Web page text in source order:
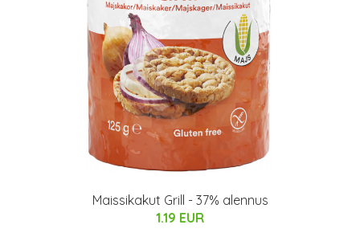
Maissikakut Grill - 37% alennus
1.19 EUR